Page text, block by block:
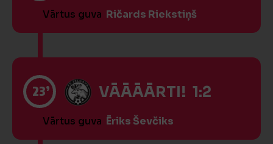
Vārtus guva Ričards Riekstiņš
23’ VĀĀĀĀRTI! 1:2
Vārtus guva Ēriks Ševčiks